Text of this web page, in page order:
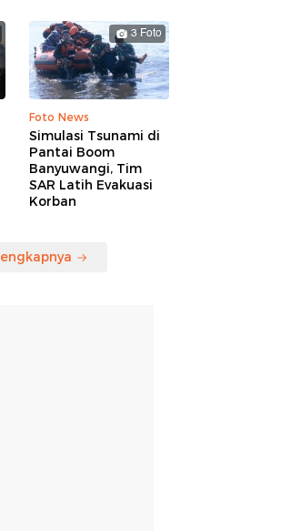
3 Foto
Foto News
Simulasi Tsunami di
Pantai Boom
Banyuwangi, Tim
SAR Latih Evakuasi
Korban